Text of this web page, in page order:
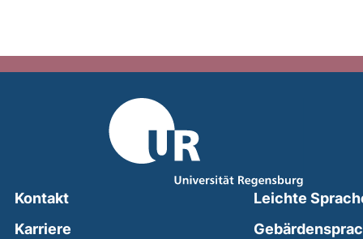
Kontakt
Karriere
Leichte